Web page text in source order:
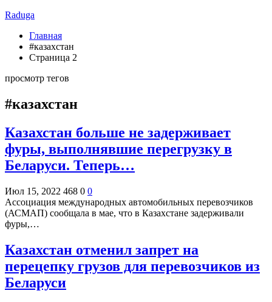
Raduga
Главная
#казахстан
Страница 2
просмотр тегов
#казахстан
Казахстан больше не задерживает
фуры, выполнявшие перегрузку в
Беларуси. Теперь…
Июл 15, 2022 468 0 0
Ассоциация международных автомобильных перевозчиков
(АСМАП) сообщала в мае, что в Казахстане задерживали
фуры,…
Казахстан отменил запрет на
перецепку грузов для перевозчиков из
Беларуси